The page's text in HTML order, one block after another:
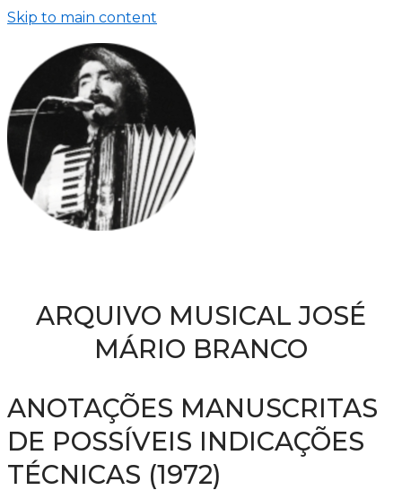
Skip to main content
ARQUIVO MUSICAL JOSÉ
MÁRIO BRANCO
ANOTAÇÕES MANUSCRITAS
DE POSSÍVEIS INDICAÇÕES
TÉCNICAS (1972)